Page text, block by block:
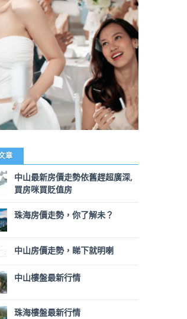
章
中山最新房價走勢依舊趕超廣深,
買房咪買貶值房
珠海房價走勢，你了解未？
中山房價走勢，睇下就明喇
中山樓盤最新行情
珠海樓盤最新行情